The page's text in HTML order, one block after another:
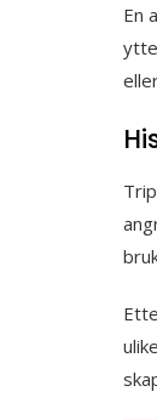
En